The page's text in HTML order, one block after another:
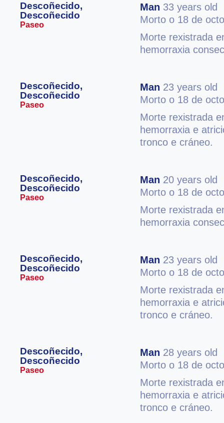
Descoñecido,
Descoñecido
Paseo
Man 33 years old
Morto o 18 de
Morte rexistrada
hemorraxia
Descoñecido,
Descoñecido
Paseo
Man 23 years old
Morto o 18 de
Morte rexistrada
hemorraxia e
tronco e cráneo.
Descoñecido,
Descoñecido
Paseo
Man 20 years old
Morto o 18 de
Morte rexistrada
hemorraxia
Descoñecido,
Descoñecido
Paseo
Man 23 years old
Morto o 18 de
Morte rexistrada
hemorraxia e
tronco e cráneo.
Descoñecido,
Descoñecido
Paseo
Man 28 years old
Morto o 18 de
Morte rexistrada
hemorraxia e
tronco e cráneo.